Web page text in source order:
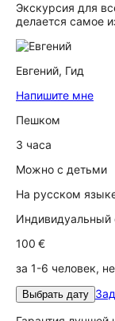
Экскурсия для
делается самое
Евгений, Гид
Напишите мне
Пешком
3 часа
Можно с детьми
На русском
Индивидуальный
100 €
за 1-6 человек,
Выбрать дату